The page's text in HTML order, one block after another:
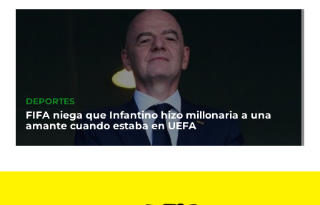
DEPORTES
FIFA niega que Infantino hizo millonaria a una
amante cuando estaba en UEFA